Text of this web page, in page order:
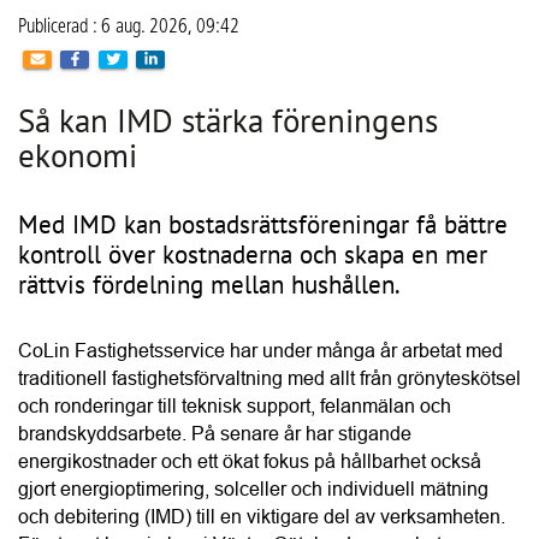
som vill sänka kostnaderna och öka fastighetsvärdet.”
Conny Lindskog, CoLin Fastighetsservice
Enligt Conny är det helheten i CoLins erbjudande som
många bostadsrättsföreningar uppskattar mest. Styrelsen
får en tydlig och trygg process från kostnadsfri projektering
och teknisk analys till ekonomisk kalkyl, installation,
kunder återkommer också med nya uppdrag, antingen för
fler fastigheter i det egna beståndet eller genom
samarbeten med andra bostadsrättsföreningar.
Här kan du läsa mer om CoLin Fastighetsservice.
Här hittar du fler leverantörer av IMD i ditt län.